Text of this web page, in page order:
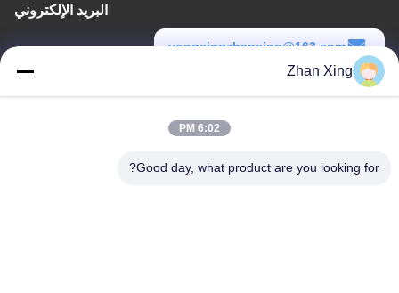
البريد الإلكتروني
yongxingzhanxing@163.com
Zhan Xing
6:02 PM
Good day, what product are you looking for?